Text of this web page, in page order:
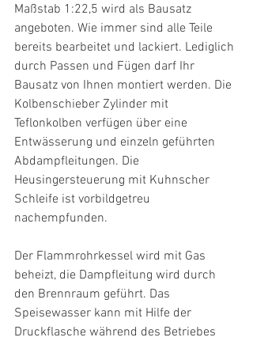
Maßstab 1:22,5 wird als Bausatz
angeboten. Wie immer sind alle Teile
bereits bearbeitet und lackiert. Lediglich
durch Passen und Fügen darf Ihr
Bausatz von Ihnen montiert werden. Die
Kolbenschieber Zylinder mit
Teflonkolben verfügen über eine
Entwässerung und einzeln geführten
Abdampfleitungen. Die
Heusingersteuerung mit Kuhnscher
Schleife ist vorbildgetreu
nachempfunden.
Der Flammrohrkessel wird mit Gas
beheizt, die Dampfleitung wird durch
den Brennraum geführt. Das
Speisewasser kann mit Hilfe der
Druckflasche während des Betriebes